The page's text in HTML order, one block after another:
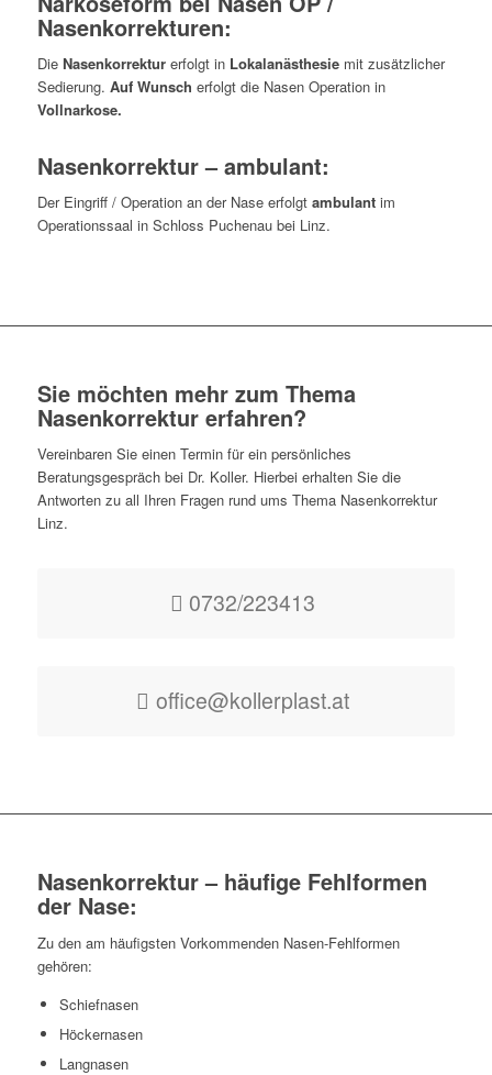
Nasenkorrekturen:
Die Nasenkorrekturerfolgt in Lokalanästhesiemit zusätzlicher
Sedierung. Auf Wunsch erfolgt die Nasen Operation in
Vollnarkose.
Nasenkorrektur – ambulant:
Der Eingriff / Operation an der Nase erfolgt ambulantim
Operationssaal in Schloss Puchenau bei Linz.
Sie möchten mehr zum Thema
Nasenkorrektur erfahren?
Vereinbaren Sie einen Termin für ein persönliches
Beratungsgespräch bei Dr. Koller. Hierbei erhalten Sie die
Antworten zu all Ihren Fragen rund ums Thema Nasenkorrektur
Linz.
0732/223413
office@kollerplast.at
Nasenkorrektur – häufige Fehlformen
der Nase:
Zu den am häufigsten Vorkommenden Nasen-Fehlformen
gehören:
Schiefnasen
Höckernasen
Langnasen